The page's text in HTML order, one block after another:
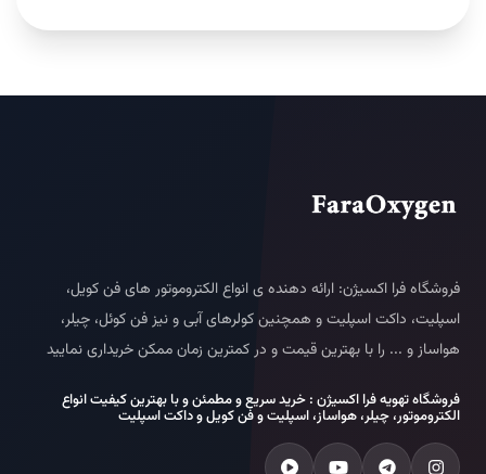
فروشگاه فرا اکسیژن: ارائه دهنده ی انواع الکتروموتور های فن کویل،
اسپلیت، داکت اسپلیت و همچنین کولرهای آبی و نیز فن کوئل، چیلر،
هواساز و ... را با بهترین قیمت و در کمترین زمان ممکن خریداری نمایید
فروشگاه تهویه فرا اکسیژن : خرید سریع و مطمئن و با بهترین کیفیت انواع
الکتروموتور، چیلر، هواساز، اسپلیت و فن کویل و داکت اسپلیت